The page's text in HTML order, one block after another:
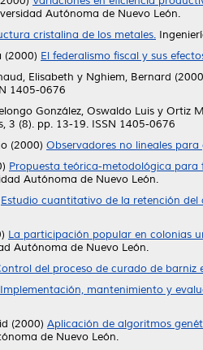
Autónoma de Nuevo León.
cristalina de los metales.
(2000) El federalismo fiscal y sus
Elisabeth y Nghiem, Bernard
1405-0676
González, Oswaldo Luis y Ortiz
3 (8). pp. 13-19. ISSN 1405-0676
(2000) Observadores no lineales
Propuesta teórica-metodológica
Autónoma de Nuevo León.
Estudio cuantitativo de la retención
La participación popular en colonias
Autónoma de Nuevo León.
del proceso de curado de barniz
Implementación, mantenimiento y
(2000) Aplicación de algoritmos
de Nuevo León.